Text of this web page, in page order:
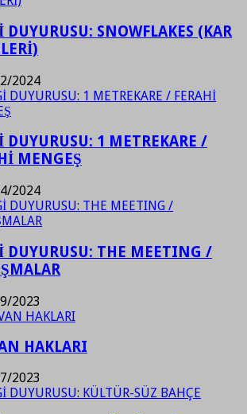
DUYURUSU: SNOWFLAKES (KAR
2024
DUYURUSU: 1 METREKARE /
MENGEŞ
2024
DUYURUSU: THE MEETING /
2023
HAKLARI
2023